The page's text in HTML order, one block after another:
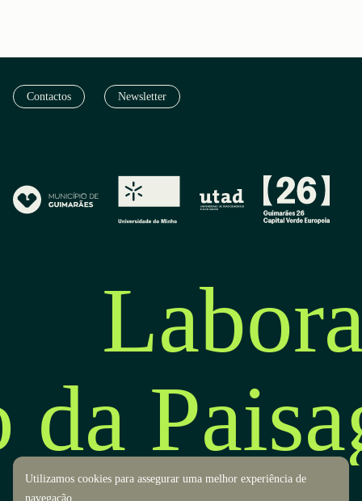
Contactos Newsletter
Utilizamos cookies para assegurar uma melhor experiência de
navegação.